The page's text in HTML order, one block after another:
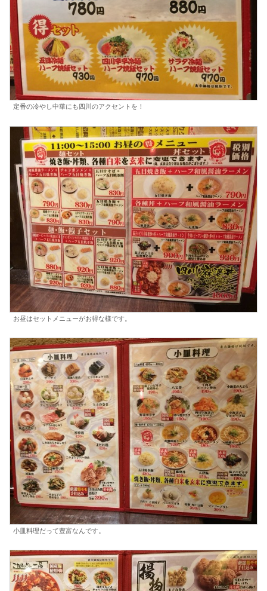
定番の冷やし中華にも四川のアクセントを！
お昼はセットメニューがお得な様です。
小皿料理だって豊富なんです。